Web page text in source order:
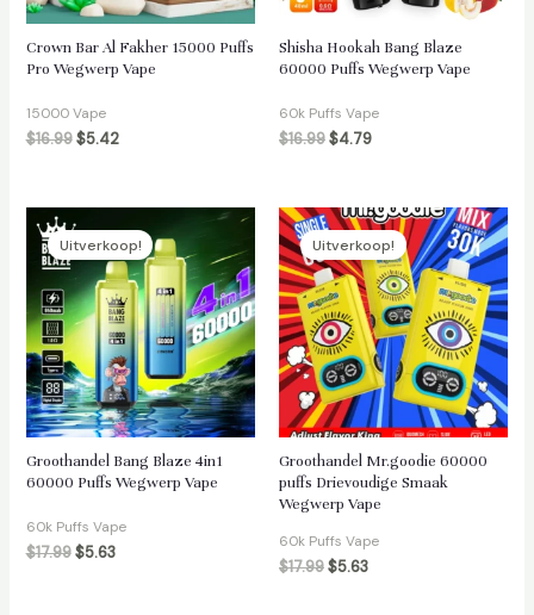
Crown Bar Al Fakher 15000 Puffs
Pro Wegwerp Vape
15000 Vape
$16.99 $5.42
Shisha Hookah Bang Blaze
60000 Puffs Wegwerp Vape
60k Puffs Vape
$16.99$4.79
Uitverkoop!
Groothandel Bang Blaze 4in1
60000 Puffs Wegwerp Vape
60k Puffs Vape
$17.99 $5.63
Uitverkoop!
Groothandel Mr.goodie 60000
puffs Drievoudige Smaak
Wegwerp Vape
60k Puffs Vape
$17.99$5.63